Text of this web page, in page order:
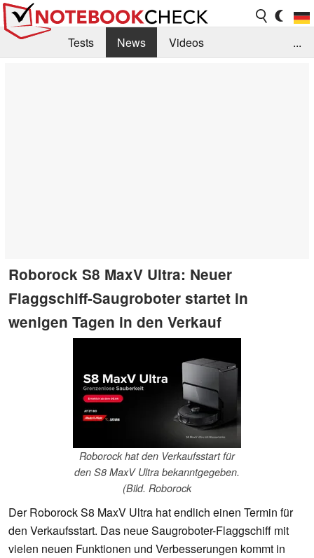
Tests News
Videos
...
Roborock S8 MaxV Ultra: Neuer
Flaggschiff-Saugroboter startet in
wenigen Tagen in den Verkauf
Roborock hat den Verkaufsstart für
den S8 MaxV Ultra bekanntgegeben.
(Bild. Roborock
Der Roborock S8 MaxV Ultra hat endlich einen Termin für
den Verkaufsstart. Das neue Saugroboter-Flaggschiff mit
vielen neuen Funktionen und Verbesserungen kommt in